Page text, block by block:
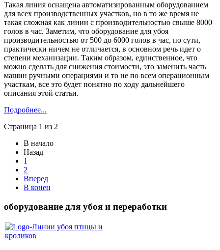
Такая линия оснащена автоматизированным оборудованием
для всех производственных участков, но в то же время не
такая сложная как линии с производительностью свыше 8000
голов в час. Заметим, что оборудование для убоя
производительностью от 500 до 6000 голов в час, по сути,
практически ничем не отличается, в основном речь идет о
степени механизации. Таким образом, единственное, что
можно сделать для снижения стоимости, это заменить часть
машин ручными операциями и то не по всем операционным
участкам, все это будет понятно по ходу дальнейшего
описания этой статьи.
Подробнее...
Страница 1 из 2
В начало
Назад
1
2
Вперед
В конец
оборудование для убоя и переработки